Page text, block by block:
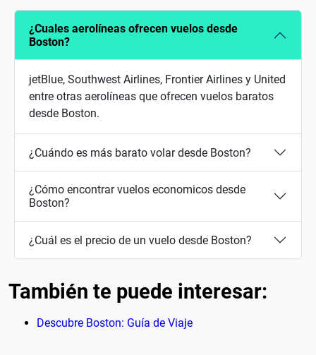
¿Cuales aerolíneas ofrecen vuelos desde
Boston?
jetBlue, Southwest Airlines, Frontier Airlines y United
entre otras aerolíneas que ofrecen vuelos baratos
desde Boston.
¿Cuándo es más barato volar desde Boston?
¿Cómo encontrar vuelos economicos desde
Boston?
¿Cuál es el precio de un vuelo desde Boston?
También te puede interesar:
Descubre Boston: Guía de Viaje